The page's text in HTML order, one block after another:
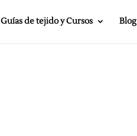
Guías de tejido y Cursos Blog